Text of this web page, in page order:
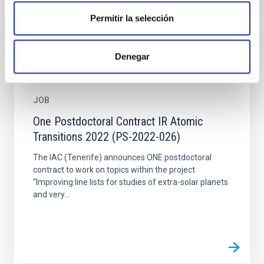
Permitir la selección
Denegar
JOB
One Postdoctoral Contract IR Atomic
Transitions 2022 (PS-2022-026)
The IAC (Tenerife) announces ONE postdoctoral
contract to work on topics within the project
“Improving line lists for studies of extra-solar planets
and very...